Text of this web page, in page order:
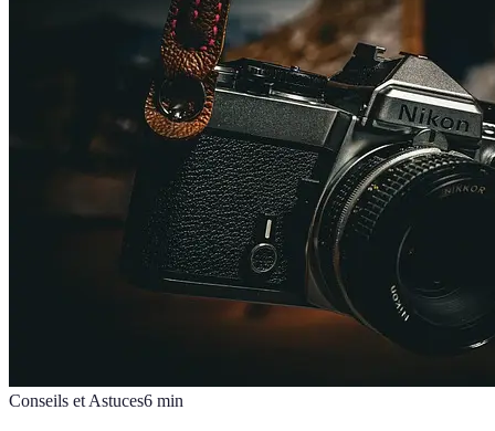
Conseils et Astuces6 min